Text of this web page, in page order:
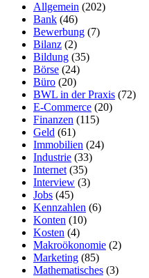
Allgemein (202)
Bank (46)
Bewerbung (7)
Bilanz (2)
Bildung (35)
Börse (24)
Büro (20)
BWL in der Praxis (72)
E-Commerce (20)
Finanzen (115)
Geld (61)
Immobilien (24)
Industrie (33)
Internet (35)
Interview (3)
Jobs (45)
Kennzahlen (6)
Konten (10)
Kosten (4)
Makroökonomie (2)
Marketing (85)
Mathematisches (3)